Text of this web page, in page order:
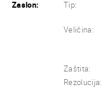
Zaslon: Tip:
Veličina:
Zaštita:
Rezolucija: